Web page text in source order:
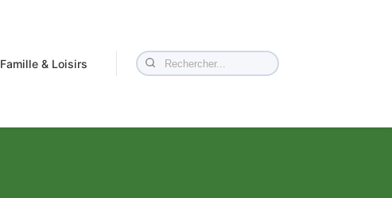
Famille & Loisirs